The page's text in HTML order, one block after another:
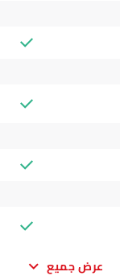
عرض جميع